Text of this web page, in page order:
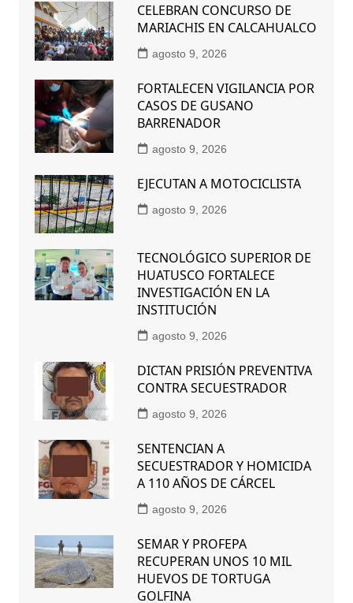
CELEBRAN CONCURSO DE
MARIACHIS EN CALCAHUALCO
agosto 9, 2026
FORTALECEN VIGILANCIA POR
CASOS DE GUSANO
BARRENADOR
agosto 9, 2026
EJECUTAN A MOTOCICLISTA
agosto 9, 2026
TECNOLÓGICO SUPERIOR DE
HUATUSCO FORTALECE
INVESTIGACIÓN EN LA
INSTITUCIÓN
agosto 9, 2026
DICTAN PRISIÓN PREVENTIVA
CONTRA SECUESTRADOR
agosto 9, 2026
SENTENCIAN A
SECUESTRADOR Y HOMICIDA
A 110 AÑOS DE CÁRCEL
agosto 9, 2026
SEMAR Y PROFEPA
RECUPERAN UNOS 10 MIL
HUEVOS DE TORTUGA
GOLFINA